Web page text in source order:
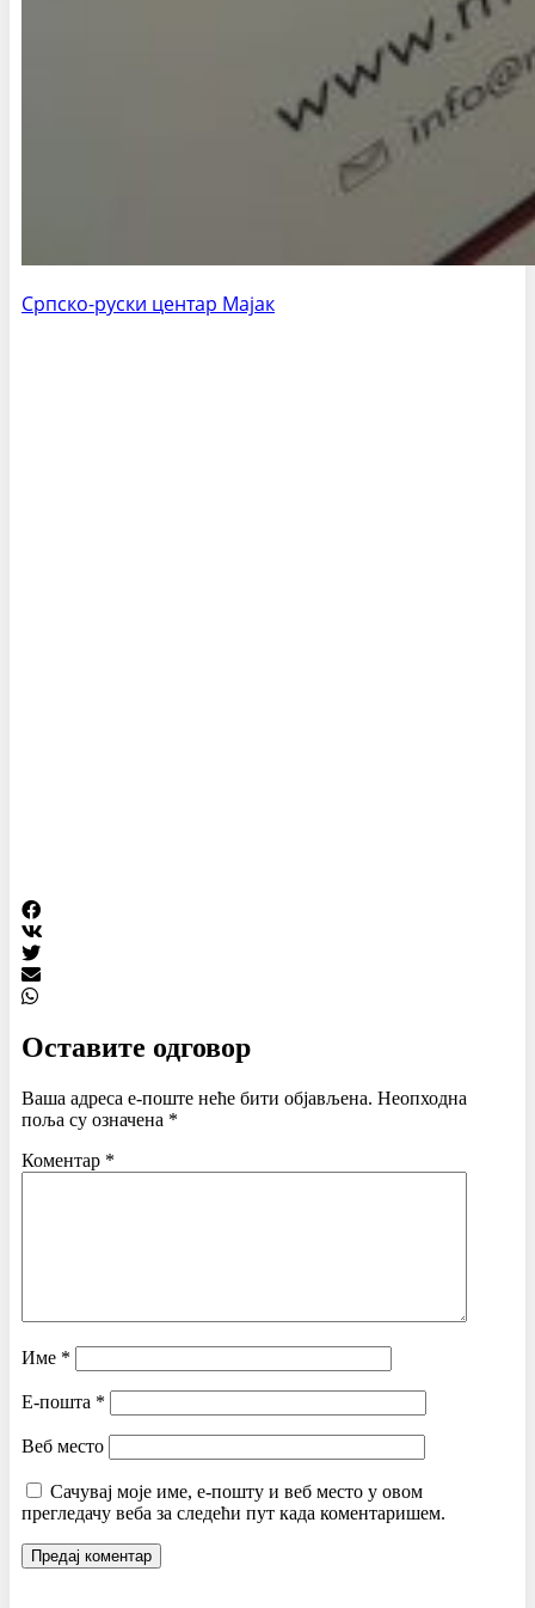
Српско-руски центар Мајак
Оставите одговор
Ваша адреса е-поште неће бити објављена. Неопходна
поља су означена *
Коментар *
Име *
Е-пошта *
Веб место
Сачувај моје име, е-пошту и веб место у овом
прегледачу веба за следећи пут када коментаришем.